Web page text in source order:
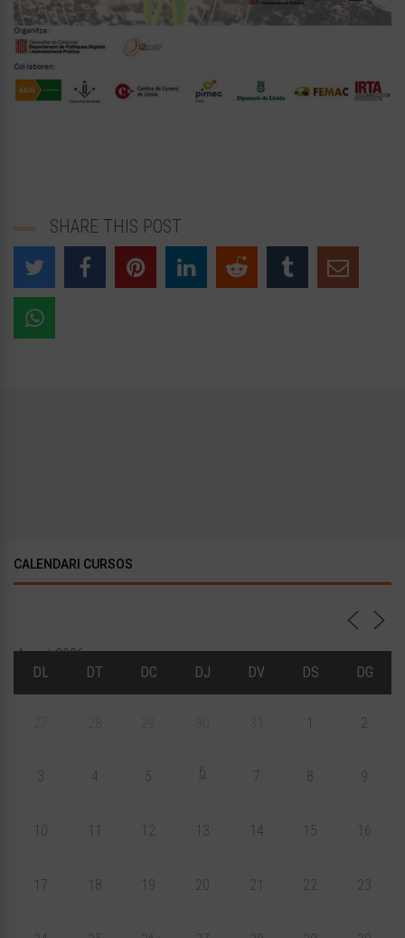
SHARE THIS POST
CALENDARI CURSOS
Agost 2026
DL
DT DC DJ DV DS DG
1 2
3 4 5 6 7 8 9
10 11 12 13 14 15 16
17 18 19 20 21 22 23